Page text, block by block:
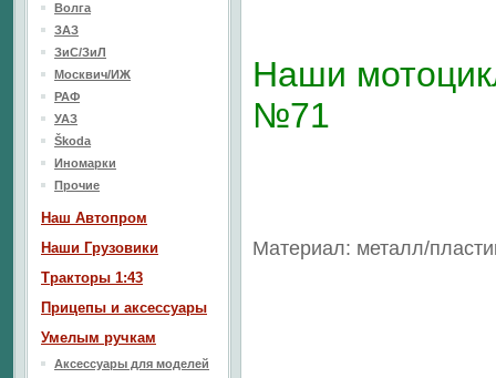
Наши
№71
Материал: металл/
Волга
ЗАЗ
ЗиС/ЗиЛ
Москвич/ИЖ
РАФ
УАЗ
Škoda
Иномарки
Прочие
Наш Aвтопром
Наши Грузовики
Тракторы 1:43
Прицепы и аксессуары
Умелым ручкам
Аксессуары для моделей